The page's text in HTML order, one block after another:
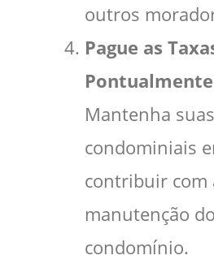
outros
Pague as
Pontualmente
Mantenha
condominiais
contribuir com
manutenção do
condomínio.